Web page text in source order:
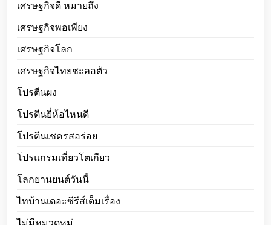
เศรษฐกิจดี หมายถึง
เศรษฐกิจพอเพียง
เศรษฐกิจโลก
เศรษฐกิจไทยชะลอตัว
โปรตีนผง
โปรตีนยี่ห้อไหนดี
โปรตีนเชครสอร่อย
โปรแกรมเที่ยวโตเกียว
โลกยานยนต์วันนี้
ไทบ้านเดอะซีรีส์เต็มเรื่อง
ไม่มีหมวดหมู่